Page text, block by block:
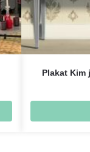
Plakat Kim